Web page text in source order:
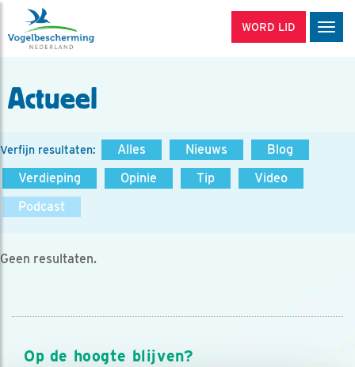
WORD LID
Actueel
Verfijn resultaten: Alles Nieuws
Blog
Verdieping
Opinie Tip
Video
Podcast
Geen resultaten.
Op de hoogte blijven?